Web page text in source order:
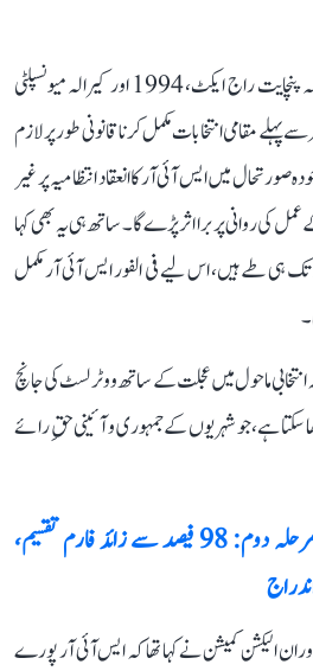
درخواست میں کہا گیا ہے کہ کیرالہ پنچایت راج ایکٹ، 1994 اور کیرالہ میونسپلٹی
کے تحت 21 دسمبر سے پہلے مقامی انتخابات مکمل کرنا قانونی طور پر لازم
میں ایس آئی آر کا انعقاد انتظامیہ پر غیر
کی روانی پر برا اثر پڑے گا۔ ساتھ ہی یہ بھی کہا
گیا کہ اسمبلی انتخابات مئی 2026 تک ہی طے ہیں، اس لیے فی الفور ایس آئی آر مکمل
ماحول میں عجلت کے ساتھ ووٹر لسٹ کی جانچ
سکتا ہے، جو شہریوں کے جمہوری و آئینی حقِ رائے
ایس آئی آر مرحلہ دوم: 98 فیصد سے زائد فارم تقسیم،
الیکشن کمیشن نے کہا تھا کہ ایس آئی آر پورے